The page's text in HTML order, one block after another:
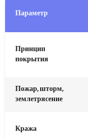
Параметр
Принцип
покрытия
Пожар, шторм,
землетрясение
Кража